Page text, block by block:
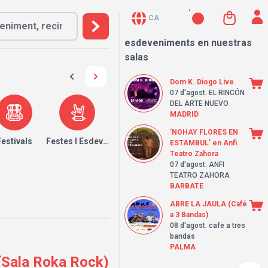
Festes I Esdeveniments
Roka Rock)
CA
esdeveniments en nuestras
salas
Dom K. Diogo Live
07 d'agost. EL RINCÓN
DEL ARTE NUEVO
MADRID
'NOHAY FLORES EN
ESTAMBUL' en Anfi
Teatro Zahora
07 d'agost. ANFI
TEATRO ZAHORA
BARBATE
ABRE LA JAULA (Café
a 3 Bandas)
08 d'agost. cafe a tres
bandas
PALMA